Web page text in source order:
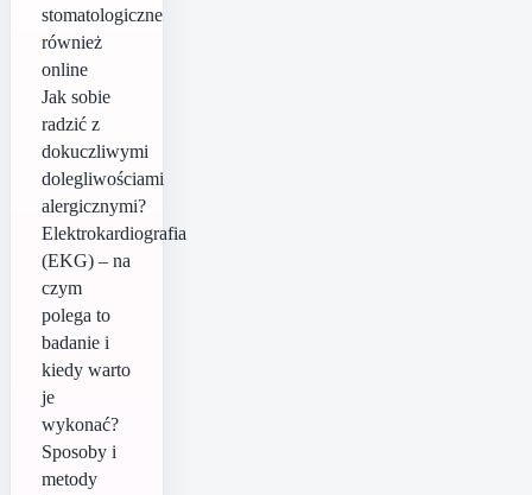
stomatologiczne
również
online
Jak sobie
radzić z
dokuczliwymi
dolegliwościami
alergicznymi?
Elektrokardiografia
(EKG) – na
czym
polega to
badanie i
kiedy warto
je
wykonać?
Sposoby i
metody